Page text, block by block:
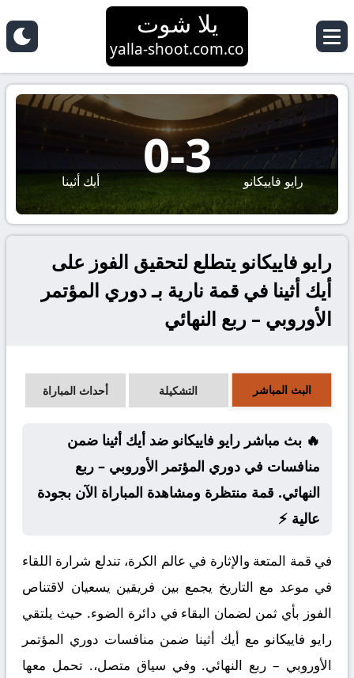
يلا شوت
yalla-shoot.com.co
رايو فاييكانو 3
-
0 أيك أثينا
رايو فاييكانو يتطلع لتحقيق الفوز على
أيك أثينا في قمة نارية بـ دوري المؤتمر
الأوروبي – ربع النهائي
البث المباشر التشكيلة أحداث المباراة
🔥 بث مباشر رايو فاييكانو ضد أيك أثينا ضمن
منافسات في دوري المؤتمر الأوروبي – ربع
النهائي. قمة منتظرة ومشاهدة المباراة الآن بجودة
عالية ⚡
في قمة المتعة والإثارة في عالم الكرة، تندلع شرارة اللقاء
في موعد مع التاريخ يجمع بين فريقين يسعيان لاقتناص
الفوز بأي ثمن لضمان البقاء في دائرة الضوء. حيث يلتقي
رايو فاييكانو مع أيك أثينا ضمن منافسات دوري المؤتمر
الأوروبي – ربع النهائي. وفي سياق متصل،. تحمل معها